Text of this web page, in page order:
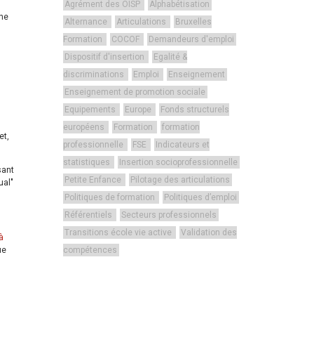
Agrément des OISP
Alphabétisation
Alternance
Articulations
Bruxelles
Formation
COCOF
Demandeurs d'emploi
Dispositif d'insertion
Egalité &
discriminations
Emploi
Enseignement
Enseignement de promotion sociale
Equipements
Europe
Fonds structurels
européens
Formation
formation
professionnelle
FSE
Indicateurs et
statistiques
Insertion socioprofessionnelle
Petite Enfance
Pilotage des articulations
Politiques de formation
Politiques d’emploi
Référentiels
Secteurs professionnels
Transitions école vie active
Validation des
compétences